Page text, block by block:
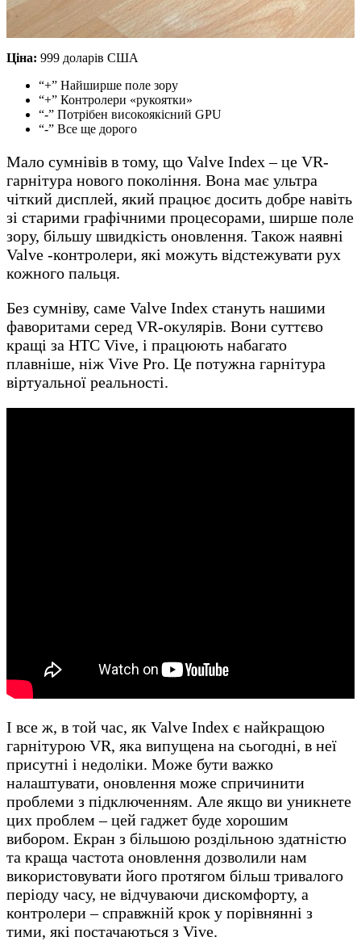
Ціна: 999 доларів США
“+” Найширше поле зору
“+” Контролери «рукоятки»
“-” Потрібен високоякісний GPU
“-” Все ще дорого
Мало сумнівів в тому, що Valve Index – це VR-
гарнітура нового покоління. Вона має ультра
чіткий дисплей, який працює досить добре навіть
зі старими графічними процесорами, ширше поле
зору, більшу швидкість оновлення. Також наявні
Valve -контролери, які можуть відстежувати рух
кожного пальця.
Без сумніву, саме Valve Index стануть нашими
фаворитами серед VR-окулярів. Вони суттєво
кращі за HTC Vive, і працюють набагато
плавніше, ніж Vive Pro. Це потужна гарнітура
віртуальної реальності.
І все ж, в той час, як Valve Index є найкращою
гарнітурою VR, яка випущена на сьогодні, в неї
присутні і недоліки. Може бути важко
налаштувати, оновлення може спричинити
проблеми з підключенням. Але якщо ви уникнете
цих проблем – цей гаджет буде хорошим
вибором. Екран з більшою роздільною здатністю
та краща частота оновлення дозволили нам
використовувати його протягом більш тривалого
періоду часу, не відчуваючи дискомфорту, а
контролери – справжній крок у порівнянні з
тими, які постачаються з Vive.